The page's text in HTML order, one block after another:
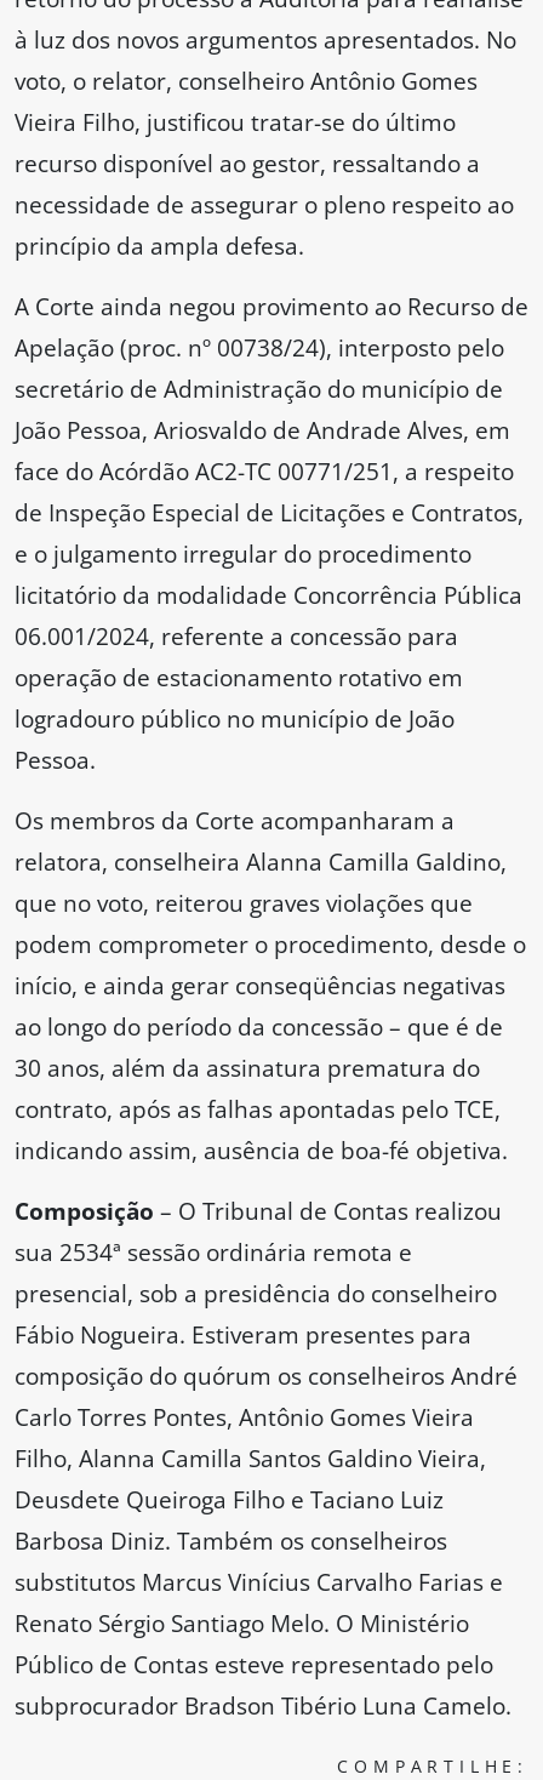
à luz dos novos argumentos apresentados. No
voto, o relator, conselheiro Antônio Gomes
Vieira Filho, justificou tratar-se do último
recurso disponível ao gestor, ressaltando a
necessidade de assegurar o pleno respeito ao
princípio da ampla defesa.
A Corte ainda negou provimento ao Recurso de
Apelação (proc. nº 00738/24), interposto pelo
secretário de Administração do município de
João Pessoa, Ariosvaldo de Andrade Alves, em
face do Acórdão AC2-TC 00771/251, a respeito
de Inspeção Especial de Licitações e Contratos,
e o julgamento irregular do procedimento
licitatório da modalidade Concorrência Pública
06.001/2024, referente a concessão para
operação de estacionamento rotativo em
logradouro público no município de João
Pessoa.
Os membros da Corte acompanharam a
relatora, conselheira Alanna Camilla Galdino,
que no voto, reiterou graves violações que
podem comprometer o procedimento, desde o
início, e ainda gerar conseqüências negativas
ao longo do período da concessão – que é de
30 anos, além da assinatura prematura do
contrato, após as falhas apontadas pelo TCE,
indicando assim, ausência de boa-fé objetiva.
Composição – O Tribunal de Contas realizou
sua 2534ª sessão ordinária remota e
presencial, sob a presidência do conselheiro
Fábio Nogueira. Estiveram presentes para
composição do quórum os conselheiros André
Carlo Torres Pontes, Antônio Gomes Vieira
Filho, Alanna Camilla Santos Galdino Vieira,
Deusdete Queiroga Filho e Taciano Luiz
Barbosa Diniz. Também os conselheiros
substitutos Marcus Vinícius Carvalho Farias e
Renato Sérgio Santiago Melo. O Ministério
Público de Contas esteve representado pelo
subprocurador Bradson Tibério Luna Camelo.
COMPARTILHE: